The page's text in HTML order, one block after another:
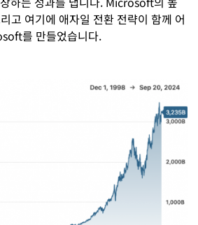
고 여기에 애자일 전환 전략이 함께 어
를 만들었습니다.